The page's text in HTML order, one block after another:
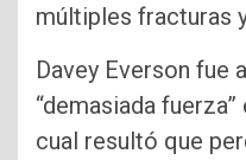
múltiples fracturas
Davey Everson fue
“demasiada
cual resultó que